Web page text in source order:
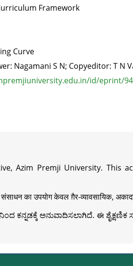
Framework
Curve
Nagamani S N; Copyeditor: T N
id/eprint/
Azim Premji University. This
का उपयोग केवल ग़ैर-व्यावसायिक,
ಅನುವಾದಿಸಲಾಗಿದೆ. ಈ ಶೈಕ್ಷಣಿಕ